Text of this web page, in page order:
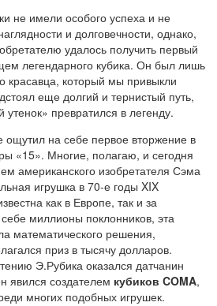
не имели особого успеха и не
и долговечности, однако,
удалось получить первый
легендарного кубика. Он был лишь
красавца, который мы привыкли
еще долгий и тернистый путь,
утенок» превратился в легенду.
на себе первое вторжение в
«15». Многие, полагаю, и сегодня
американского изобретателя Сэма
игрушка в 70-е годы XIX
как в Европе, так и за
миллионы поклонников, эта
математического решения,
приз в тысячу долларов.
Э.Рубика оказался датчанин
явился создателем кубиков COMA,
многих подобных игрушек.